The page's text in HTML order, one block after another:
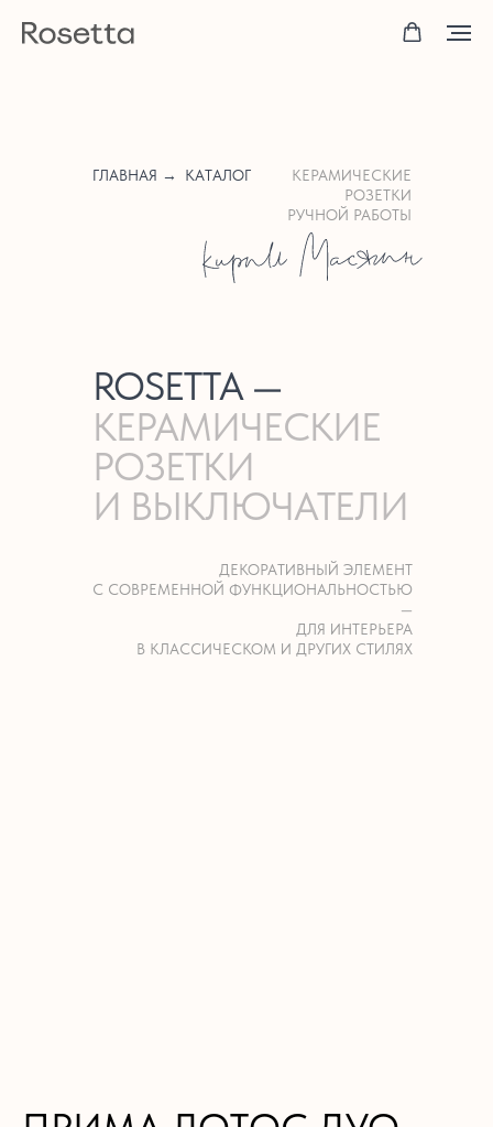
КЕРАМИЧЕСКИЕ
РОЗЕТКИ
РУЧНОЙ РАБОТЫ
ГЛАВНАЯ → КАТАЛОГ
ROSETTA —
КЕРАМИЧЕСКИЕ
РОЗЕТКИ
И ВЫКЛЮЧАТЕЛИ
ДЕКОРАТИВНЫЙ ЭЛЕМЕНТ
С СОВРЕМЕННОЙ ФУНКЦИОНАЛЬНОСТЬЮ
—
ДЛЯ ИНТЕРЬЕРА
В КЛАССИЧЕСКОМ И ДРУГИХ СТИЛЯХ